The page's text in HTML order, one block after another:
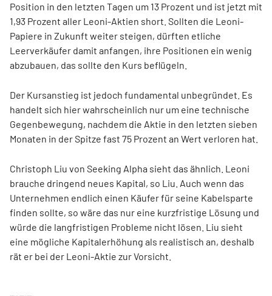
Position in den letzten Tagen um 13 Prozent und ist jetzt mit
1,93 Prozent aller Leoni-Aktien short. Sollten die Leoni-
Papiere in Zukunft weiter steigen, dürften etliche
Leerverkäufer damit anfangen, ihre Positionen ein wenig
abzubauen, das sollte den Kurs beflügeln.
Der Kursanstieg ist jedoch fundamental unbegründet. Es
handelt sich hier wahrscheinlich nur um eine technische
Gegenbewegung, nachdem die Aktie in den letzten sieben
Monaten in der Spitze fast 75 Prozent an Wert verloren hat.
Christoph Liu von Seeking Alpha sieht das ähnlich. Leoni
brauche dringend neues Kapital, so Liu. Auch wenn das
Unternehmen endlich einen Käufer für seine Kabelsparte
finden sollte, so wäre das nur eine kurzfristige Lösung und
würde die langfristigen Probleme nicht lösen. Liu sieht
eine mögliche Kapitalerhöhung als realistisch an, deshalb
rät er bei der Leoni-Aktie zur Vorsicht.